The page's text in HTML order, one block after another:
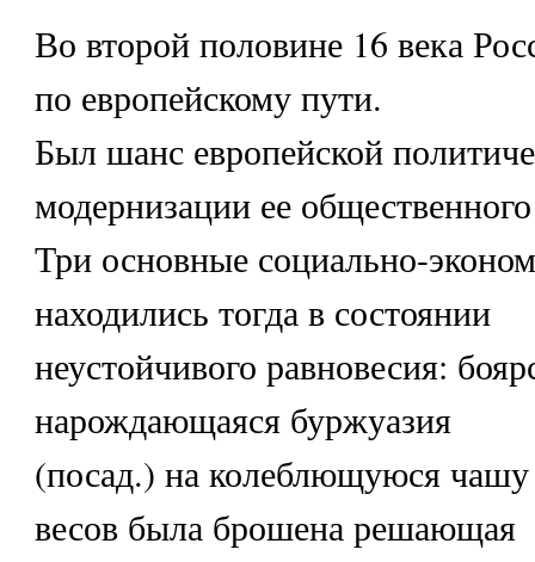
Во второй половине 16 века
по европейскому пути.
Был шанс европейской
модернизации ее
Три основные социально-
находились тогда в состоянии
неустойчивого равновесия:
нарождающаяся буржуазия
(посад.) на колеблющуюся чашу
весов была брошена решающая